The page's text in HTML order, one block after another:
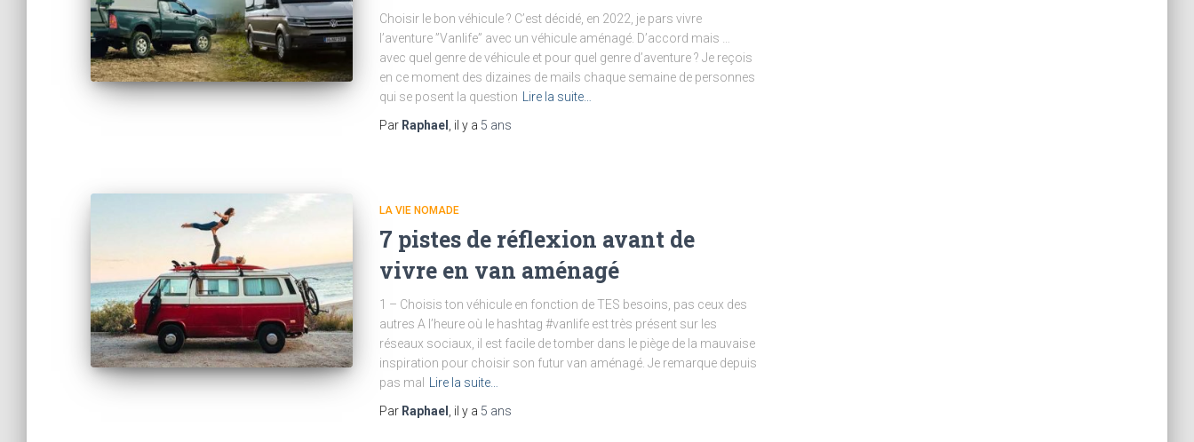
Choisir le bon véhicule ? C’est décidé, en 2022, je pars vivre
l’aventure ”Vanlife” avec un véhicule aménagé. D’accord mais …
avec quel genre de véhicule et pour quel genre d’aventure ? Je reçois
en ce moment des dizaines de mails chaque semaine de personnes
qui se posent la question
Lire la suite…
Par Raphael , il y a 5 ans
LA VIE NOMADE
7 pistes de réflexion avant de
vivre en van aménagé
1 – Choisis ton véhicule en fonction de TES besoins, pas ceux des
autres A l’heure où le hashtag #vanlife est très présent sur les
réseaux sociaux, il est facile de tomber dans le piège de la mauvaise
inspiration pour choisir son futur van aménagé. Je remarque depuis
pas mal
Lire la suite…
Par Raphael , il y a 5 ans